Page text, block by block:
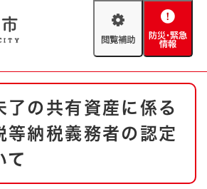
閲
助
防
緊
情
報
拡大
情報 救急・消防
ップ AED設置箇所
了の共有資産に係る
等納税義務者の認定
て